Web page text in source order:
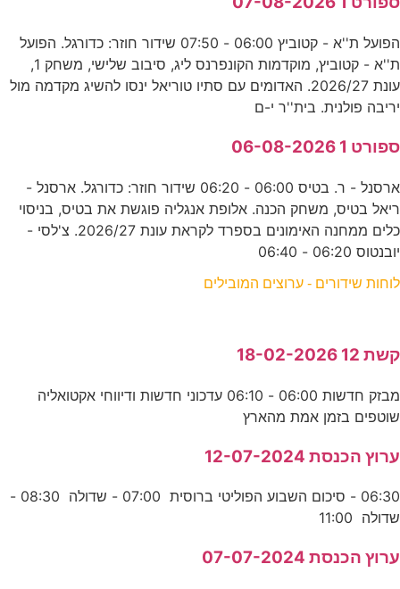
הפועל ת''א - קטוביץ 06:00 - 07:50 שידור חוזר: כדורגל. הפועל
ת''א - קטוביץ, מוקדמות הקונפרנס ליג, סיבוב שלישי, משחק 1,
עונת 2026/27. האדומים עם סתיו טוריאל ינסו להשיג מקדמה מול
יריבה פולנית. בית''ר י-ם
ספורט 1 06-08-2026
ארסנל - ר. בטיס 06:00 - 06:20 שידור חוזר: כדורגל. ארסנל -
ריאל בטיס, משחק הכנה. אלופת אנגליה פוגשת את בטיס, בניסוי
כלים ממחנה האימונים בספרד לקראת עונת 2026/27. צ'לסי -
יובנטוס 06:20 - 06:40
לוחות שידורים - ערוצים המובילים
קשת 12 18-02-2026
מבזק חדשות 06:00 - 06:10 עדכוני חדשות ודיווחי אקטואליה
שוטפים בזמן אמת מהארץ
ערוץ הכנסת 12-07-2024
06:30 - סיכום השבוע הפוליטי ברוסית 07:00 - שדולה 08:30 -
שדולה 11:00
ערוץ הכנסת 07-07-2024